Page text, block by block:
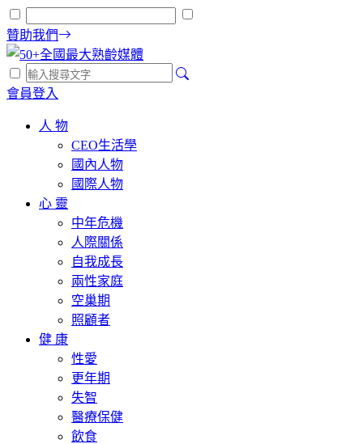
贊助我們
會員登入
人 物
CEO生活學
國內人物
國際人物
心 靈
中年危機
人際關係
自我成長
兩性家庭
空巢期
照顧者
健 康
性愛
更年期
失智
醫療保健
飲食